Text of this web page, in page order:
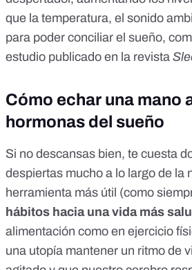
que la temperatura, el sonido
para poder conciliar el sueño,
estudio publicado en la revista
Cómo echar una mano
hormonas del sueño
Si no descansas bien, te cuesta
despiertas mucho a lo largo de la
herramienta más útil (como
hábitos hacia una vida más
alimentación como en ejercicio
una utopía mantener un ritmo de